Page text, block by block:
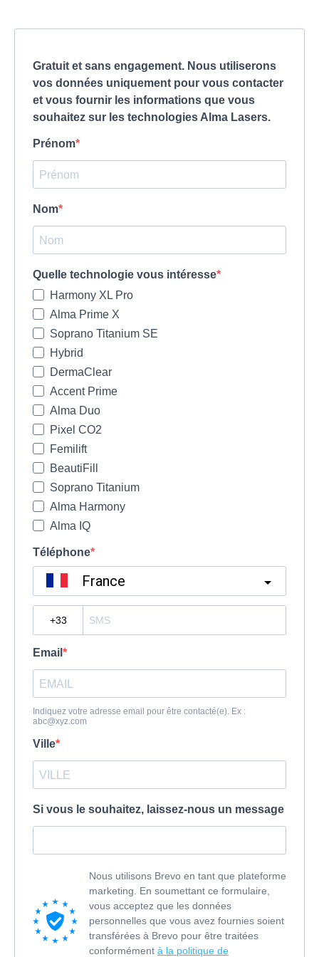
Gratuit et sans engagement. Nous utiliserons
vos données uniquement pour vous contacter
et vous fournir les informations que vous
souhaitez sur les technologies Alma Lasers.
Prénom
Nom
Quelle technologie vous intéresse
Harmony XL Pro
Alma Prime X
Soprano Titanium SE
Hybrid
DermaClear
Accent Prime
Alma Duo
Pixel CO2
Femilift
BeautiFill
Soprano Titanium
Alma Harmony
Alma IQ
Téléphone
France
Email
Indiquez votre adresse email pour être contacté(e). Ex :
abc@xyz.com
Ville
Si vous le souhaitez, laissez-nous un message
Nous utilisons Brevo en tant que plateforme
marketing. En soumettant ce formulaire,
vous acceptez que les données
personnelles que vous avez fournies soient
transférées à Brevo pour être traitées
conformément à la politique de